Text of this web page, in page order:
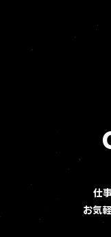
仕
お気